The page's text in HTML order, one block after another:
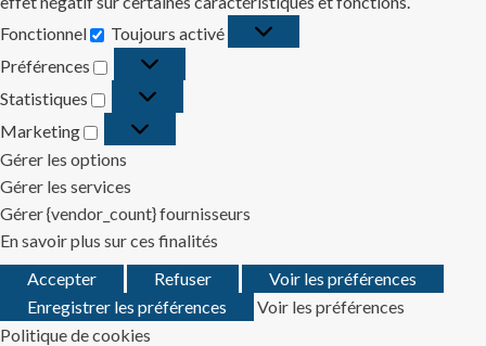
Fonctionnel
Fonctionnel
Toujours activé
Préférences
Préférences
Statistiques
Statistiques
Marketing
Marketing
Gérer les options
Gérer les services
Gérer {vendor_count} fournisseurs
En savoir plus sur ces finalités
Accepter
Refuser
Voir les préférences
Enregistrer les préférences
Voir les préférences
Politique de cookies